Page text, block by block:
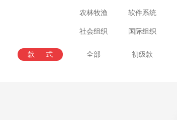
农林牧渔 软件系统
社会组织 国际组织
款式 全部 初级款